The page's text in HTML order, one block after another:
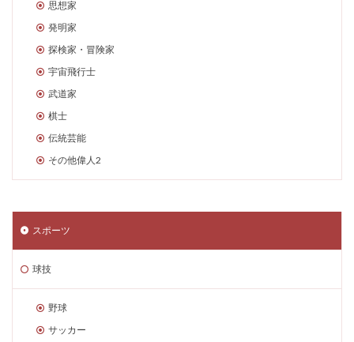
思想家
発明家
探検家・冒険家
宇宙飛行士
武道家
棋士
伝統芸能
その他偉人2
スポーツ
球技
野球
サッカー